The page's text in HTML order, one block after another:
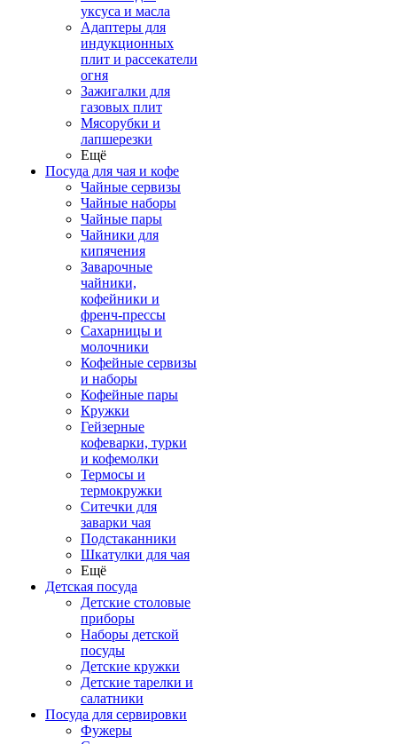
уксуса и масла
Адаптеры для
индукционных
плит и рассекатели
огня
Зажигалки для
газовых плит
Мясорубки и
лапшерезки
Ещё
Посуда для чая и кофе
Чайные сервизы
Чайные наборы
Чайные пары
Чайники для
кипячения
Заварочные
чайники,
кофейники и
френч-прессы
Сахарницы и
молочники
Кофейные сервизы
и наборы
Кофейные пары
Кружки
Гейзерные
кофеварки, турки
и кофемолки
Термосы и
термокружки
Ситечки для
заварки чая
Подстаканники
Шкатулки для чая
Ещё
Детская посуда
Детские столовые
приборы
Наборы детской
посуды
Детские кружки
Детские тарелки и
салатники
Посуда для сервировки
Фужеры